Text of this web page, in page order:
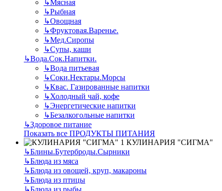
↳Мясная
↳Рыбная
↳Овощная
↳Фруктовая.Варенье.
↳Мед.Сиропы
↳Супы, каши
↳Вода.Сок.Напитки.
↳Вода питьевая
↳Соки.Нектары.Морсы
↳Квас. Газированные напитки
↳Холодный чай, кофе
↳Энергетические напитки
↳Безалкогольные напитки
↳Здоровое питание
Показать все ПРОДУКТЫ ПИТАНИЯ
КУЛИНАРИЯ "СИГМА"
↳Блины.Бутерброды.Сырники
↳Блюда из мяса
↳Блюда из овощей, круп, макароны
↳Блюда из птицы
↳Блюда из рыбы